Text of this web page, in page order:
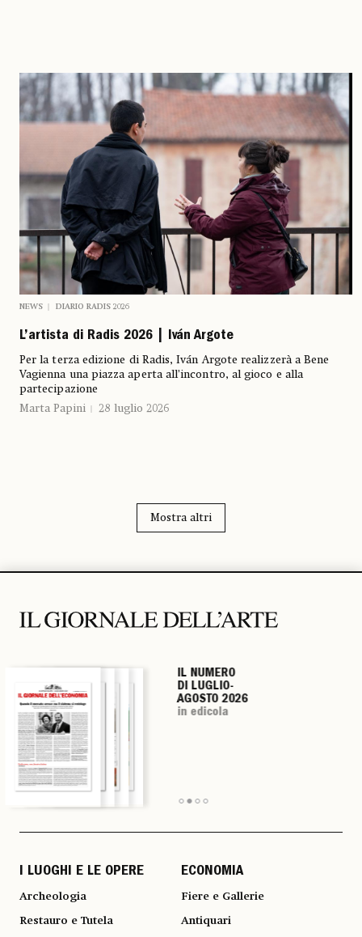
NEWS DIARIO RADIS 2026
L’artista di Radis 2026 | Iván Argote
Per la terza edizione di Radis, Iván Argote realizzerà a Bene
Vagienna una piazza aperta all’incontro, al gioco e alla
partecipazione
Marta Papini
28 luglio 2026
Mostra altri
IL NUMERO
DI LUGLIO-
AGOSTO 2026
in edicola
IL NUMERO
DI LUGLIO-
AGOSTO 2026
in edicola
IL NUMERO
DI LUGLIO-
AGOSTO 2026
in edicola
IL NUMERO
DI LUGLIO-
AGOSTO 2026
in edicola
I LUOGHI E LE OPERE
Archeologia
Restauro e Tutela
ECONOMIA
Fiere e Gallerie
Antiquari